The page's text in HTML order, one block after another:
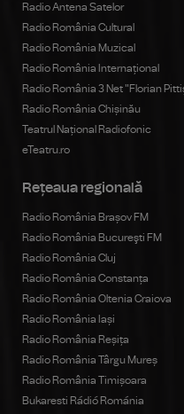
Radio Antena Satelor
Radio România Cultural
Radio România Muzical
Radio România Internațional
Radio România 3 Net "Florian
Radio România Chișinău
Teatrul Național Radiofonic
eTeatru.ro
Rețeaua regională
Radio România Brașov FM
Radio România Bucureşti FM
Radio România Cluj
Radio România Constanța
Radio România Oltenia Craiova
Radio România Iași
Radio România Reșița
Radio România Târgu Mureș
Radio România Timișoara
Bukaresti Rádió Románia